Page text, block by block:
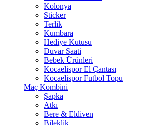
Kolonya
Sticker
Terlik
Kumbara
Hediye Kutusu
Duvar Saati
Bebek Ürünleri
Kocaelispor El Çantası
Kocaelispor Futbol Topu
Maç Kombini
Şapka
Atkı
Bere & Eldiven
Bileklik